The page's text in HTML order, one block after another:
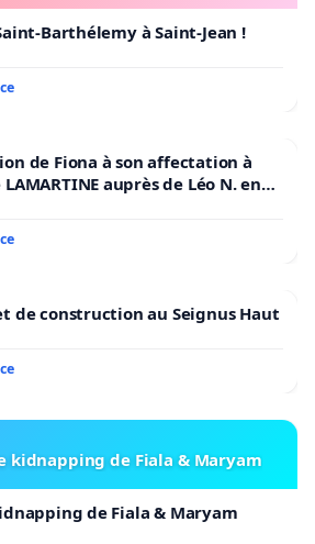
Barthélemy à Saint-Jean !
de Fiona à son affectation à
auprès de Léo N. en
de construction au Seignus Haut
kidnapping de Fiala & Maryam
de Fiala & Maryam